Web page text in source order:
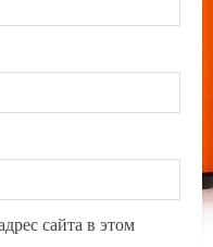
сайта в этом